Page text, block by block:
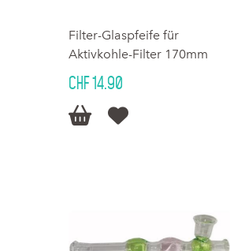
Filter-Glaspfeife für
Aktivkohle-Filter 170mm
CHF 14.90
 